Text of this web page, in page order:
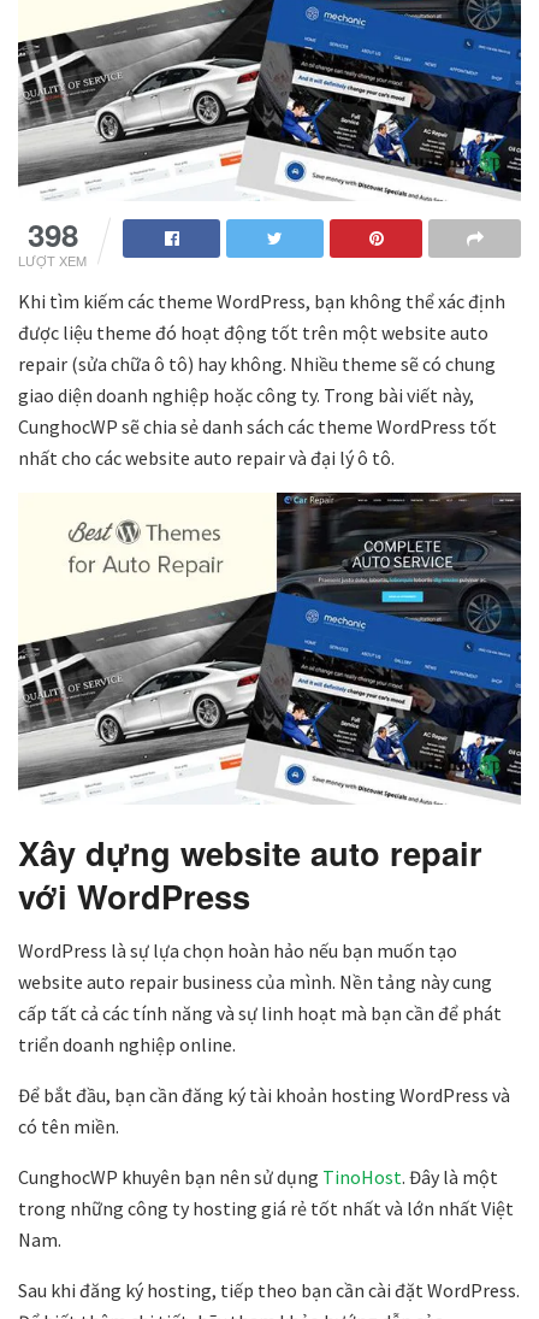
398
LƯỢT XEM
Khi tìm kiếm các theme WordPress, bạn không thể xác định
được liệu theme đó hoạt động tốt trên một website auto
repair (sửa chữa ô tô) hay không. Nhiều theme sẽ có chung
giao diện doanh nghiệp hoặc công ty. Trong bài viết này,
CunghocWP sẽ chia sẻ danh sách các theme WordPress tốt
nhất cho các website auto repair và đại lý ô tô.
Xây dựng website auto repair
với WordPress
WordPress là sự lựa chọn hoàn hảo nếu bạn muốn tạo
website auto repair business của mình. Nền tảng này cung
cấp tất cả các tính năng và sự linh hoạt mà bạn cần để phát
triển doanh nghiệp online.
Để bắt đầu, bạn cần đăng ký tài khoản hosting WordPress và
có tên miền.
CunghocWP khuyên bạn nên sử dụng TinoHost. Đây là một
trong những công ty hosting giá rẻ tốt nhất và lớn nhất Việt
Nam.
Sau khi đăng ký hosting, tiếp theo bạn cần cài đặt WordPress.